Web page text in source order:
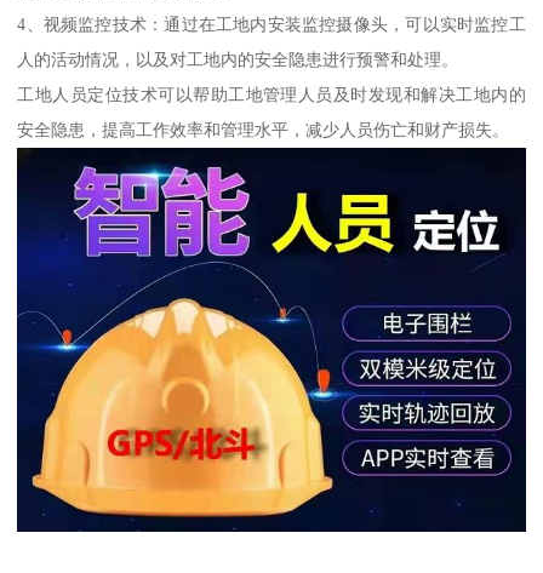
4、视频监控技术：通过在工地内安装监控摄像头，可以实时监控工
人的活动情况，以及对工地内的安全隐患进行预警和处理。
工地人员定位技术可以帮助工地管理人员及时发现和解决工地内的
安全隐患，提高工作效率和管理水平，减少人员伤亡和财产损失。